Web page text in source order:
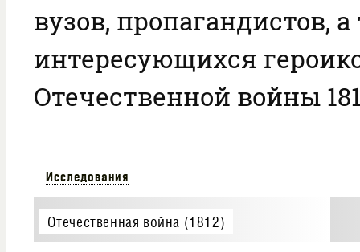
вузов, пропагандистов,
интересующихся
Отечественной войны
Исследования
Отечественная война (1812)